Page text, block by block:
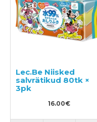
Lec.Be Niisked
salvrätikud 80tk ×
3pk
16.00€